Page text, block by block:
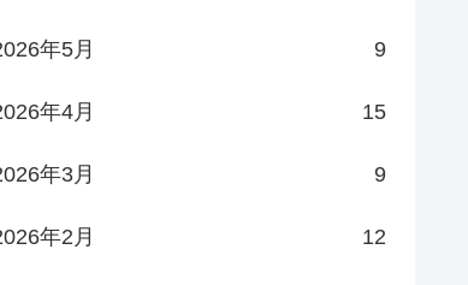
年5月 9
年4月 15
年3月 9
年2月 12